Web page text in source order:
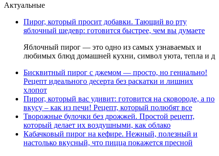
Актуальные
Пирог, который просит добавки. Тающий во рту
яблочный шедевр: готовится быстрее, чем вы думаете
Яблочный пирог — это одно из самых узнаваемых и
любимых блюд домашней кухни, символ уюта, тепла и д
Бисквитный пирог с джемом — просто, но гениально!
Рецепт идеального десерта без раскатки и лишних
хлопот
Пирог, который вас удивит: готовится на сковороде, а по
вкусу – как из печи! Рецепт, который полюбят все
Творожные булочки без дрожжей. Простой рецепт,
который делает их воздушными, как облако
Кабачковый пирог на кефире. Нежный, полезный и
настолько вкусный, что пицца покажется пресной